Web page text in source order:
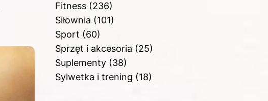
Fitness(236)
Siłownia (101)
Sport (60)
Sprzęt i akcesoria (25)
Suplementy(38)
Sylwetka i trening (18)